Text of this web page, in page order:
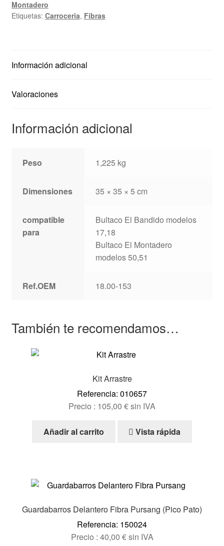
Montadero
cantidad
Montadero
Etiquetas: Carroceria, Fibras
Información adicional
Valoraciones
Información adicional
Peso 1,225 kg
Dimensiones 35 × 35 × 5 cm
compatible
para
Bultaco El Bandido modelos
17,18
Bultaco El Montadero
modelos 50,51
Ref.OEM 18.00-153
También te recomendamos…
Kit Arrastre
Referencia: 010657
Precio : 105,00 €sin IVA
Añadir al carrito Vista rápida
Guardabarros Delantero Fibra Pursang (Pico Pato)
Referencia: 150024
Precio : 40,00 €sin IVA